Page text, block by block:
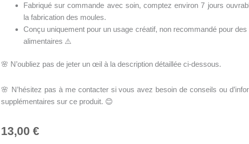
Fabriqué sur commande avec soin, comptez environ 7 jours
la fabrication des moules.
Conçu uniquement pour un usage créatif, non recommandé pour des
alimentaires ⚠️
🌸 N’oubliez pas de jeter un œil à la description détaillée ci-dessous.
🌸 N’hésitez pas à me contacter si vous avez besoin de conseils ou
supplémentaires sur ce produit. 😊
13,00 €